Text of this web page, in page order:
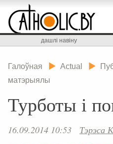
дашлі навіну
Галоўная Actual
матэрыялы
Турботы і
16.09.2014 10:53 Тэрэса